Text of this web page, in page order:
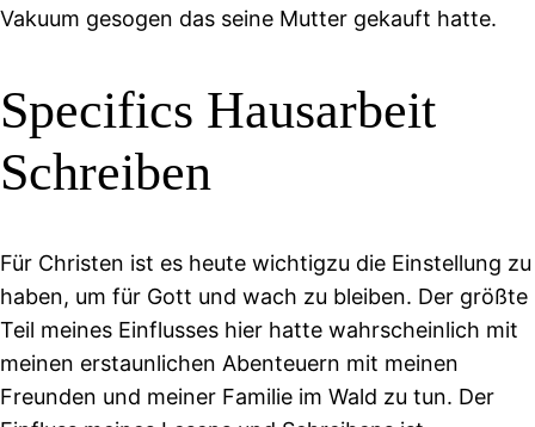
Vakuum gesogen das seine Mutter gekauft hatte.
Specifics Hausarbeit
Schreiben
Für Christen ist es heute wichtigzu die Einstellung zu
haben, um für Gott und wach zu bleiben. Der größte
Teil meines Einflusses hier hatte wahrscheinlich mit
meinen erstaunlichen Abenteuern mit meinen
Freunden und meiner Familie im Wald zu tun. Der